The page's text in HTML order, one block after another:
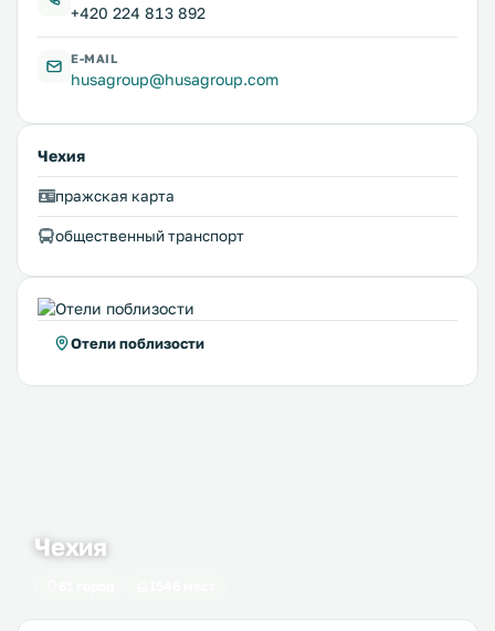
+420 224 813 892
E-MAIL
husagroup@husagroup.com
Чехия
пражская карта
общественный транспорт
Отели поблизости
Чехия